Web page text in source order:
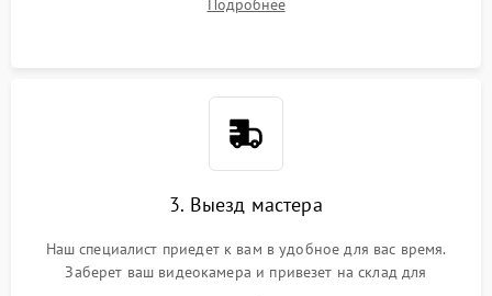
Подробнее
3. Выезд мастера
Наш специалист приедет к вам в удобное для вас время.
Заберет ваш видеокамера и привезет на склад для